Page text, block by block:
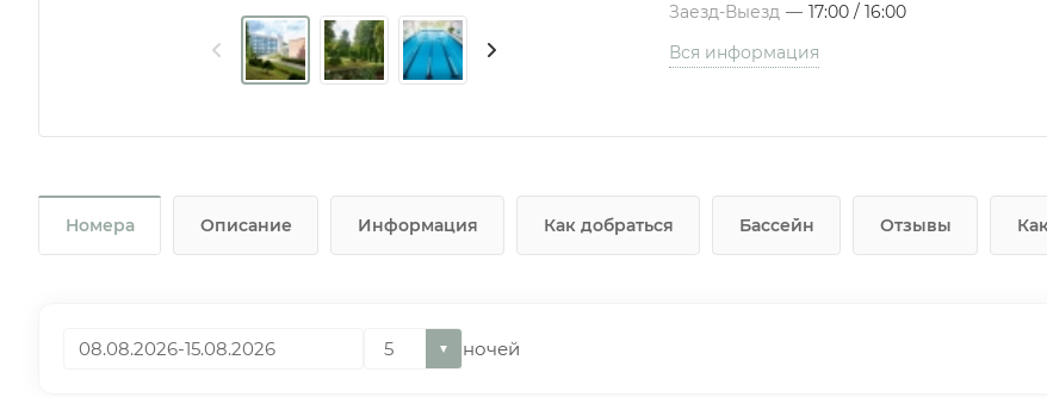
Заезд-Выезд — 17:00 / 16:00
Вся информация
Номера Описание Информация Как добраться Бассейн Отзывы
▼ ночей